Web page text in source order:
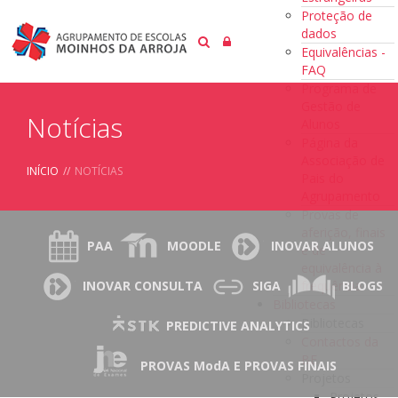
Proteção de
dados
Equivalências -
FAQ
Programa de
Provas de
e de
frequência
Bibliotecas
Bibliotecas
BE
Notícias
INÍCIO // NOTÍCIAS
PAA MOODLE INOVAR ALUNOS
INOVAR CONSULTA SIGA BLOGS
PREDICTIVE ANALYTICS
PROVAS ModA E PROVAS FINAIS